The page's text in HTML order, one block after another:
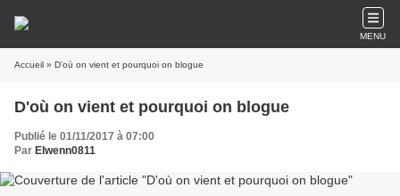
MENU
Accueil » D'où on vient et pourquoi on blogue
D'où on vient et pourquoi on blogue
Publié le 01/11/2017 à 07:00
Par Elwenn0811